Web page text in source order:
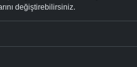
değiştirebilirsiniz.